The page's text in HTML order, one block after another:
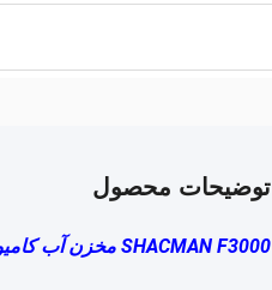
توضیحات محصول
SHACMAN F3000 مخزن آب کامیون 6x4 300 یورو II سفید